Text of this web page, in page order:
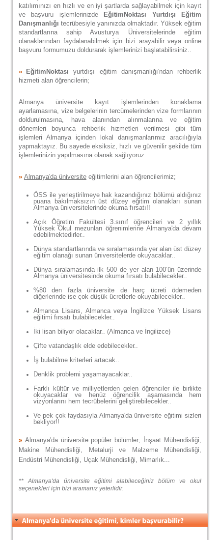
katılımınızı en hızlı ve en iyi şartlarda sağlayabilmek için kayıt
ve başvuru işlemlerinizde
EğitimNoktası Yurtdışı Eğitim
Danışmanlığı tecrübesiyle yanınızda olmaktadır. Yüksek eğitim
standartlarına sahip Avusturya Üniversitelerinde eğitim
olanaklarından faydalanabilmek için bizi arayabilir veya online
başvuru formumuzu doldurarak işlemlerinizi başlatabilirsiniz..
» EğitimNoktası yurtdışı eğitim danışmanlığı'ndan rehberlik
hizmeti alan öğrencilerin;
Almanya üniversite kayıt işlemlerinden konaklama
ayarlamasına, vize belgelerinin tercümelerinden vize formlarının
doldurulmasına, hava alanından alınmalarına ve eğitim
dönemleri boyunca rehberlik hizmetleri verilmesi gibi tüm
işlemleri Almanya içinden lokal danışmanlarımız aracılığıyla
yapmaktayız. Bu sayede eksiksiz, hızlı ve güvenilir şekilde tüm
işlemlerinizin yapılmasına olanak sağlıyoruz.
» Almanya'da üniversiteeğitimlerini alan öğrencilerimiz;
ÖSS ile yerleştirilmeye hak kazandığınız bölümü aldığınız
puana bakılmaksızın üst düzey eğitim olanakları sunan
Almanya üniversitelerinde okuma fırsatı!!
Açık Öğretim Fakültesi 3.sınıf öğrencileri ve 2 yıllık
Yüksek Okul mezunları öğrenimlerine Almanya'da devam
edebilmektedirler..
Dünya standartlarında ve sıralamasında yer alan üst düzey
eğitim olanağı sunan üniversitelerde okuyacaklar..
Dünya sıralamasında ilk 500 de yer alan 100’ün üzerinde
Almanya üniversitesinde okuma fırsatı bulabilecekler..
%80 den fazla üniversite de harç ücreti ödemeden
diğerlerinde ise çok düşük ücretlerle okuyabilecekler..
Almanca Lisans, Almanca veya İngilizce Yüksek Lisans
eğitimi fırsatı bulabilecekler..
İki lisan biliyor olacaklar.. (Almanca ve İngilizce)
Çifte vatandaşlık elde edebilecekler..
İş bulabilme kriterleri artacak..
Denklik problemi yaşamayacaklar..
Farklı kültür ve milliyetlerden gelen öğrenciler ile birlikte
okuyacaklar ve henüz öğrencilik aşamasında hem
vizyonlarını hem tecrübelerini geliştirebilecekler..
Ve pek çok faydasıyla Almanya'da üniversite eğitimi sizleri
bekliyor!!
»Almanya'da üniversite popüler bölümler; İnşaat Mühendisliği,
Makine Mühendisliği, Metalurji ve Malzeme Mühendisliği,
Endüstri Mühendisliği, Uçak Mühendisliği, Mimarlık...
** Almanya'da üniversite eğitimi alabileceğiniz bölüm ve okul
seçenekleri için bizi aramanız yeterlidir.